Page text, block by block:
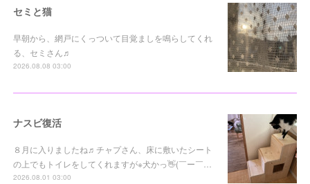
セミと猫
早朝から、網戸にくっついて目覚ましを鳴らしてくれ
る、セミさん♬
2026.08.08 03:00
ナスビ復活
８月に入りましたね♬チャプさん、床に敷いたシート
の上でもトイレをしてくれますが※犬かっ👋(￣ー￣…
2026.08.01 03:00